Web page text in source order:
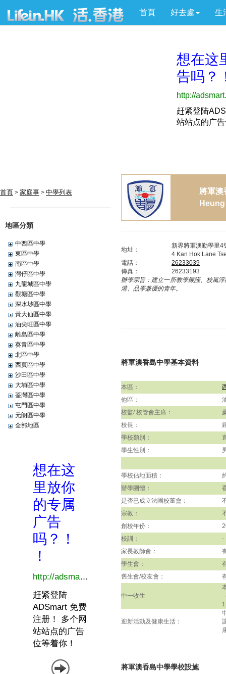
首頁 好去處 生
首頁 > 家庭事 > 中學列表
地區分類
中西區中學
東區中學
南區中學
灣仔區中學
九龍城區中學
觀塘區中學
深水埗區中學
黃大仙區中學
油尖旺區中學
離島區中學
葵青區中學
北區中學
西頁區中學
沙田區中學
大埔區中學
荃灣區中學
屯門區中學
元朗區中學
全部地區
將軍澳
地址：
新界將軍澳勤學里4
4 Kan Hok Lane
電話：
26233039
傳真：
26233193
辦學宗旨： 建立一所教學嚴謹、校風
港、品學兼優的青年。
將軍澳香島中學基本資料
本區：
他區：
校監/ 校管會主席：
校長：
學校類別：
學生性別：
學校佔地面積：
辦學團體：
是否已成立法團校董會：
宗教：
創校年份：
校訓：
-
家長教師會：
學生會：
舊生會/校友會：
中一收生
迎新活動及健康生活：
將軍澳香島中學學校設施